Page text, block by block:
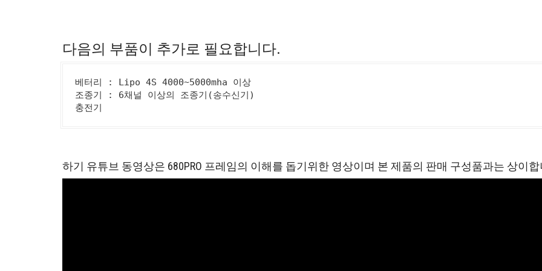
다음의 부품이 추가로 필요합니다.
베터리 : Lipo 4S 4000~5000mha 이상
조종기 : 6채널 이상의 조종기(송수신기)
충전기
하기 유튜브 동영상은 680PRO 프레임의 이해를 돕기위한 영상이며 본 제품의 판매 구성품과는 상이